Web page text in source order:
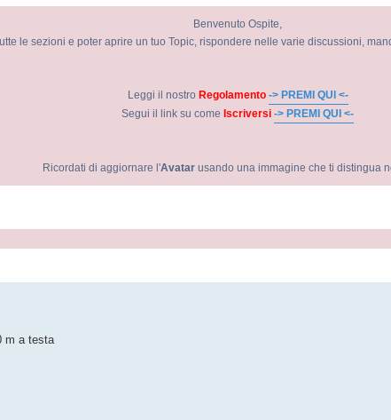
Benvenuto Ospite,
le sezioni e poter aprire un tuo Topic, rispondere nelle varie discussioni,
Leggi il nostro Regolamento -> PREMI QUI <-
Segui il link su come Iscriversi -> PREMI QUI <-
Ricordati di aggiornare l'Avatar usando una immagine che ti distingua
m a testa